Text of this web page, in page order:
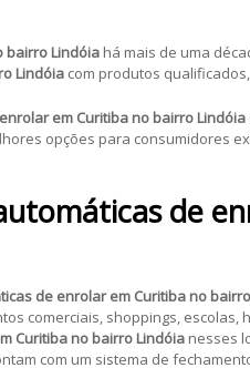
bairro Lindóia há mais de uma
Lindóia com produtos
em Curitiba no bairro Lindóia
opções para consumidores
de
de enrolar em Curitiba no
comerciais, shoppings,
Curitiba no bairro Lindóianesses
com um sistema de